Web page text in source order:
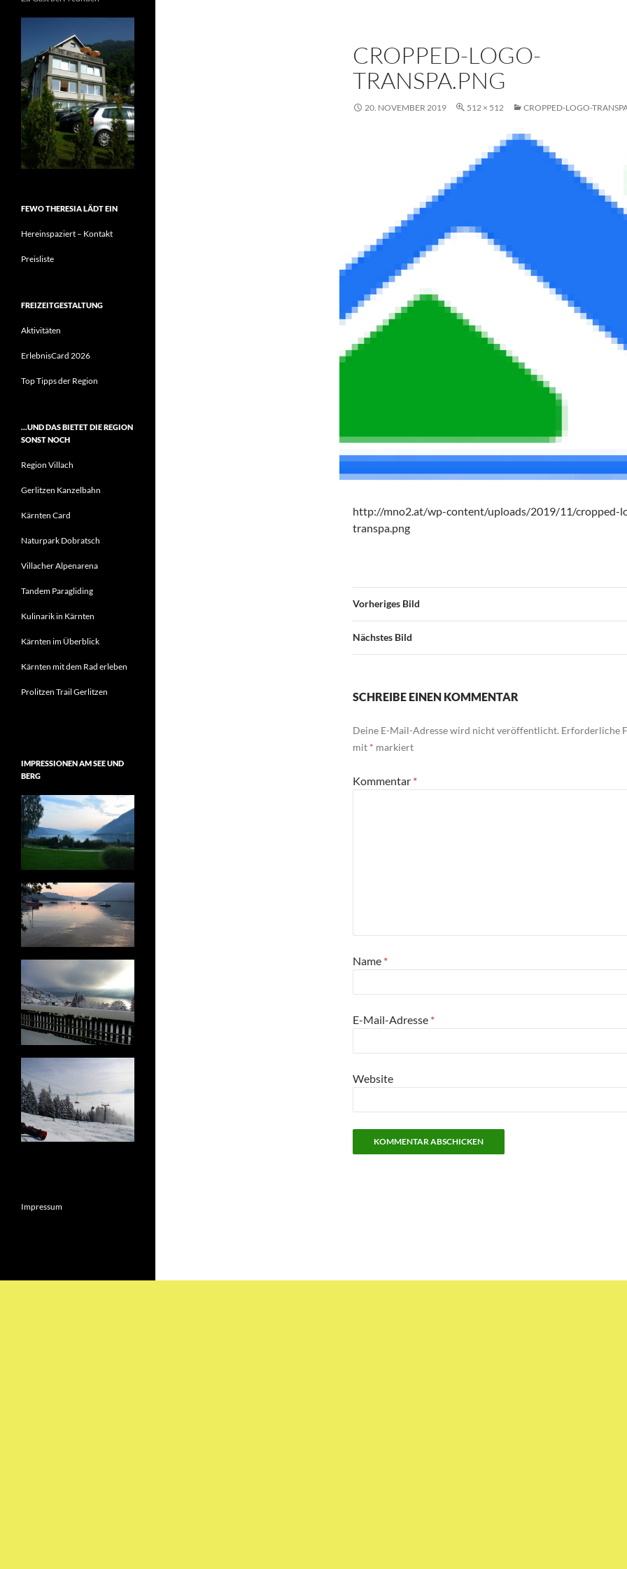
CROPPED-LOGO-
TRANSPA.PNG
20. NOVEMBER 2019 512 × 512 CROPPED-LOGO-
http://mno2.at/wp-content/uploads/2019/11/cropped-
transpa.png
Vorheriges Bild
Nächstes Bild
SCHREIBE EINEN KOMMENTAR
Deine E-Mail-Adresse wird nicht veröffentlicht. Erforderliche
mit * markiert
Kommentar *
Name *
E-Mail-Adresse *
Website
FEWO THERESIA LÄDT EIN
Hereinspaziert – Kontakt
Preisliste
FREIZEITGESTALTUNG
Aktivitäten
ErlebnisCard 2026
Top Tipps der Region
…UND DAS BIETET DIE REGION
SONST NOCH
Region Villach
Gerlitzen Kanzelbahn
Kärnten Card
Naturpark Dobratsch
Villacher Alpenarena
Tandem Paragliding
Kulinarik in Kärnten
Kärnten im Überblick
Kärnten mit dem Rad erleben
Prolitzen Trail Gerlitzen
IMPRESSIONEN AM SEE UND
BERG
Impressum